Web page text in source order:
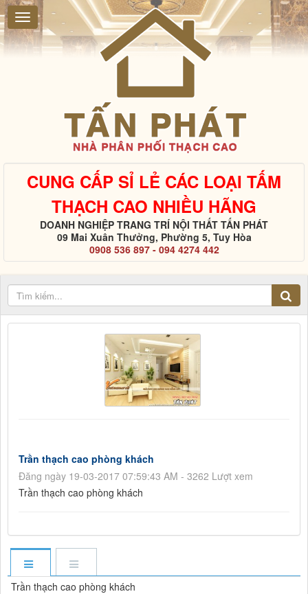
CUNG CẤP SỈ LẺ CÁC LOẠI TẤM
THẠCH CAO NHIỀU HÃNG
DOANH NGHIỆP TRANG TRÍ NỘI THẤT TẤN PHÁT
09 Mai Xuân Thưởng, Phường 5, Tuy Hòa
0908 536 897 - 094 4274 442
Trần thạch cao phòng khách
Đăng ngày 19-03-2017 07:59:43 AM - 3262 Lượt xem
Trần thạch cao phòng khách
Trần thạch cao phòng khách